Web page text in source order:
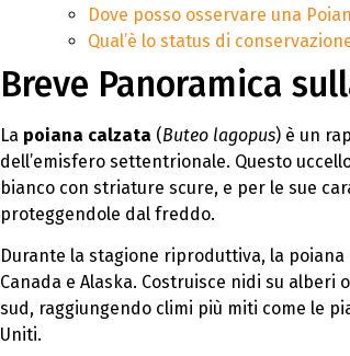
Dove posso osservare una
Qual’è lo status di
Breve Panoramica
La poiana calzata (Buteo lagopus) è un
dell’emisfero settentrionale. Questo
bianco con striature scure, e per le sue
proteggendole dal freddo.
Durante la stagione riproduttiva, la
Canada e Alaska. Costruisce nidi su
sud, raggiungendo climi più miti come le
Uniti.